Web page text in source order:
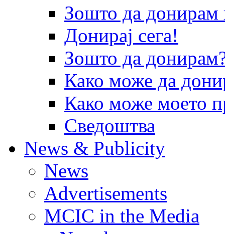
Зошто да
Донирај сега!
Зошто да
Како може да
Како може моето
Сведоштва
News & Publicity
News
Advertisements
MCIC in the Media